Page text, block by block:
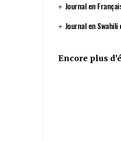
Journal en
Journal en
Encore plus